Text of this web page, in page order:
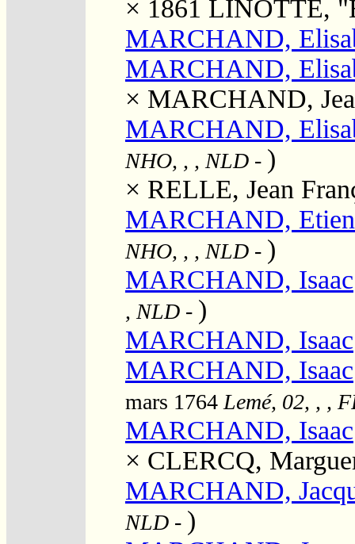
× 1861 LINOTTE,
MARCHAND,
MARCHAND,
× MARCHAND,
MARCHAND,
NHO, , , NLD - )
× RELLE, Jean
MARCHAND,
NHO, , , NLD - )
MARCHAND, Isaac
, NLD - )
MARCHAND, Isaac
MARCHAND, Isaac
mars 1764 Lemé, 02, , ,
MARCHAND, Isaac
× CLERCQ,
MARCHAND,
NLD - )